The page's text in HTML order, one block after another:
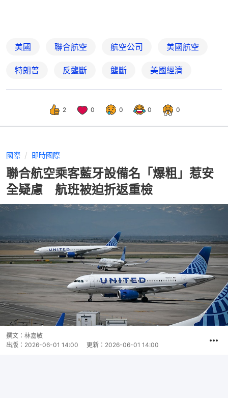
美國 聯合航空 航空公司 美國航空
特朗普 反壟斷 壟斷 美國經濟
2 0 0 0 0
國際 即時國際
聯合航空乘客藍牙設備名「爆粗」惹安
全疑慮 航班被迫折返重檢
撰文： 林嘉敏
出版： 2026-06-01 14:00 更新： 2026-06-01 14:00